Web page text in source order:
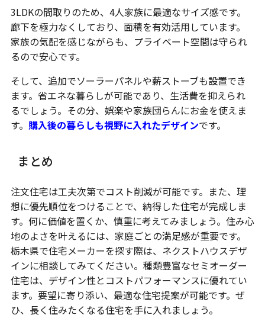
3LDKの間取りのため、4人家族に最適なサイズ感です。
廊下を極力なくしており、面積を有効活用しています。
家族の気配を感じながらも、プライベート空間は守られ
るので安心です。
そして、追加でソーラーパネルや薪ストーブも設置でき
ます。省エネな暮らしが可能であり、生活費を抑えられ
るでしょう。その分、娯楽や家族団らんにお金を使えま
す。 購入後の暮らしも視野に入れたデザインです。
まとめ
注文住宅は工夫次第でコスト削減が可能です。また、理
想に優先順位をつけることで、納得した住宅が完成しま
す。何に価値を置くか、慎重に考えてみましょう。住み心
地のよさを叶えるには、家庭ごとの満足感が重要です。
栃木県で住宅メーカーを探す際は、ネクストハウスデザ
インに相談してみてください。種類豊富なセミオーダー
住宅は、デザイン性とコストパフォーマンスに優れてい
ます。要望に寄り添い、最適な住宅提案が可能です。ぜ
ひ、長く住みたくなる住宅を手に入れましょう。